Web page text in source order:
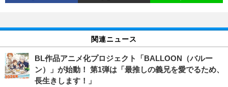
関連ニュース
BL作品アニメ化プロジェクト「BALLOON（バルー
ン）」が始動！ 第1弾は「最推しの義兄を愛でるため、
長生きします！」